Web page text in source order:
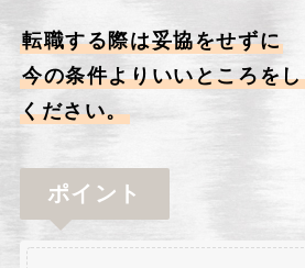
転職する際は妥協をせずに
今の条件よりいいところを
ください。
ポイント